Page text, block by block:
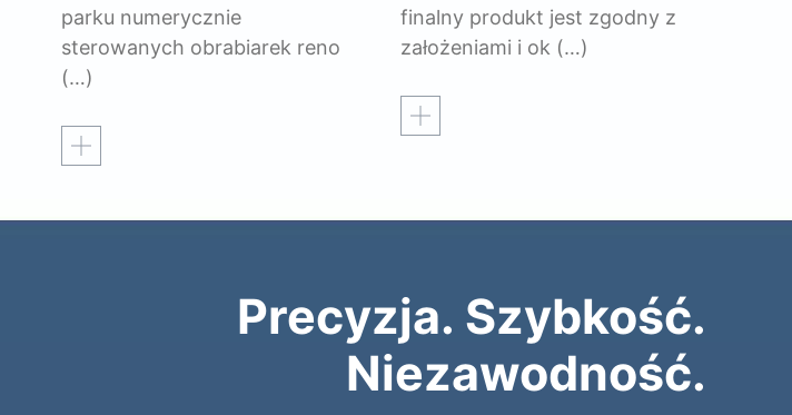
parku numerycznie
sterowanych obrabiarek reno
(…)
Czytaj więcej
finalny produkt jest zgodny z
założeniami i ok (…)
Czytaj więcej
Precyzja. Szybkość.
Niezawodność.